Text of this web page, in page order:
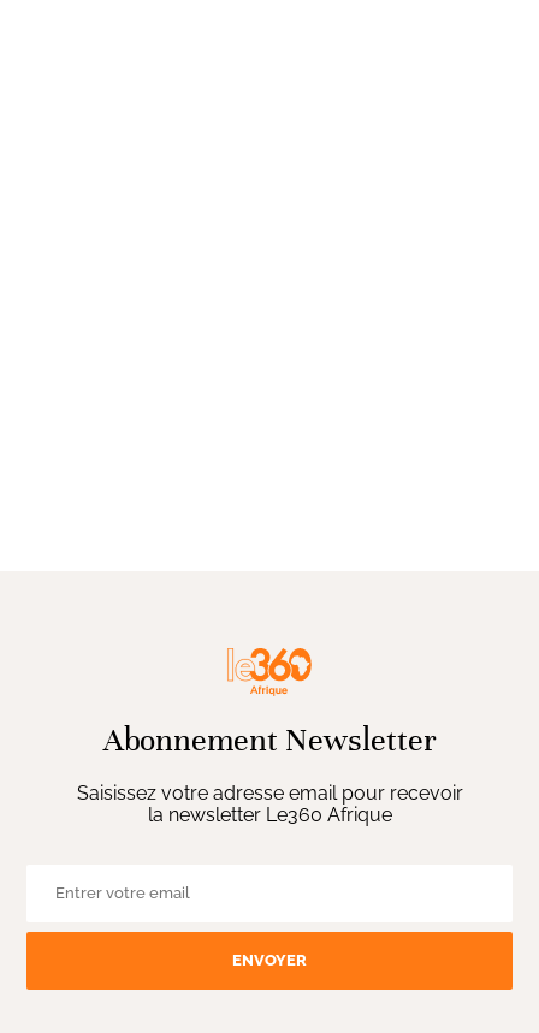
Abonnement Newsletter
Saisissez votre adresse email pour recevoir
la newsletter Le360 Afrique
ENVOYER